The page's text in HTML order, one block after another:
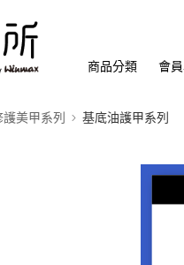
商品分類 會
美甲系列 基底油護甲系列